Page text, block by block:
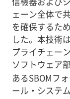
ェーン全体で
を確保するた
した。本技術
プライチェー
ソフトウェア
あるSBOMフ
ール・システ